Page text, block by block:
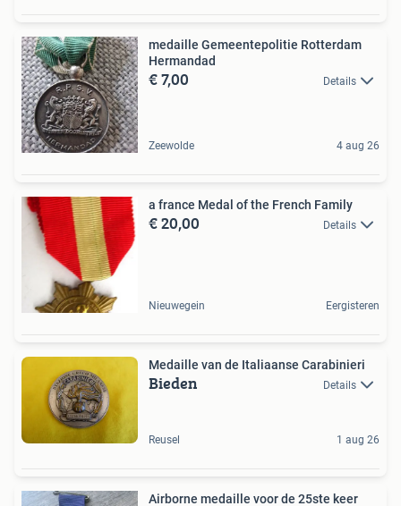
medaille Gemeentepolitie Rotterdam
Hermandad
€ 7,00 Details
Zeewolde 4 aug 26
a france Medal of the French Family
€ 20,00 Details
Nieuwegein Eergisteren
Medaille van de Italiaanse Carabinieri
Bieden Details
Reusel 1 aug 26
Airborne medaille voor de 25ste keer